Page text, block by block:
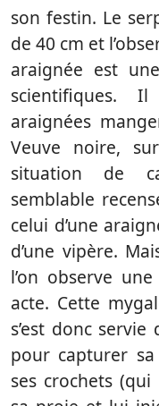
son festin. Le
de 40 cm et
araignée est
scientifiques.
araignées
Veuve noire,
situation de
semblable
celui d’une
d’une vipère.
l’on observe
acte. Cette
s’est donc
pour capturer
ses crochets